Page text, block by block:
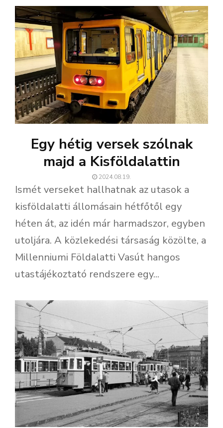
Egy hétig versek szólnak
majd a Kisföldalattin
2024.08.19.
Ismét verseket hallhatnak az utasok a
kisföldalatti állomásain hétfőtől egy
héten át, az idén már harmadszor, egyben
utoljára. A közlekedési társaság közölte, a
Millenniumi Földalatti Vasút hangos
utastájékoztató rendszere egy...